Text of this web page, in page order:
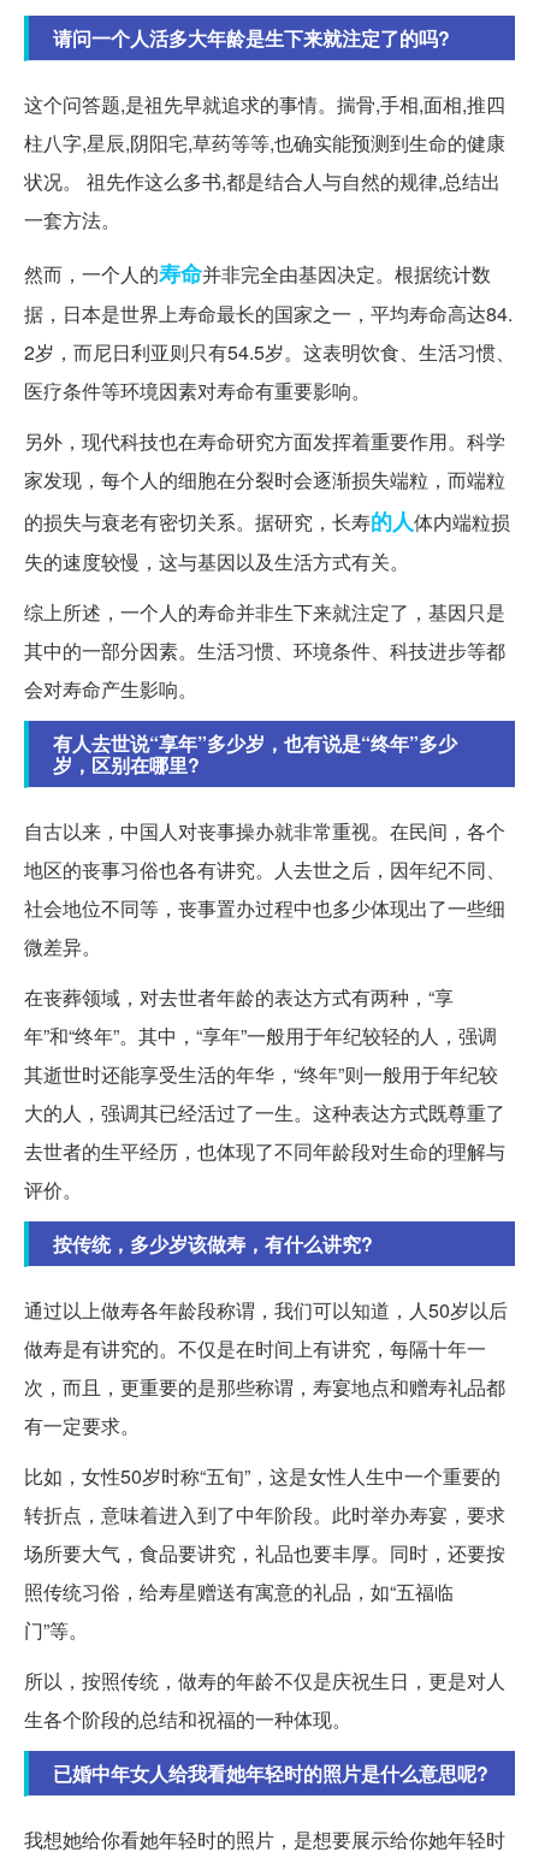
请问一个人活多大年龄是生下来就注定了的吗?
这个问答题,是祖先早就追求的事情。揣骨,手相,面相,推四
柱八字,星辰,阴阳宅,草药等等,也确实能预测到生命的健康
状况。 祖先作这么多书,都是结合人与自然的规律,总结出
一套方法。
然而，一个人的寿命并非完全由基因决定。根据统计数
据，日本是世界上寿命最长的国家之一，平均寿命高达84.
2岁，而尼日利亚则只有54.5岁。这表明饮食、生活习惯、
医疗条件等环境因素对寿命有重要影响。
另外，现代科技也在寿命研究方面发挥着重要作用。科学
家发现，每个人的细胞在分裂时会逐渐损失端粒，而端粒
的损失与衰老有密切关系。据研究，长寿的人体内端粒损
失的速度较慢，这与基因以及生活方式有关。
综上所述，一个人的寿命并非生下来就注定了，基因只是
其中的一部分因素。生活习惯、环境条件、科技进步等都
会对寿命产生影响。
有人去世说“享年”多少岁，也有说是“终年”多少
岁，区别在哪里?
自古以来，中国人对丧事操办就非常重视。在民间，各个
地区的丧事习俗也各有讲究。人去世之后，因年纪不同、
社会地位不同等，丧事置办过程中也多少体现出了一些细
微差异。
在丧葬领域，对去世者年龄的表达方式有两种，“享
年”和“终年”。其中，“享年”一般用于年纪较轻的人，强调
其逝世时还能享受生活的年华，“终年”则一般用于年纪较
大的人，强调其已经活过了一生。这种表达方式既尊重了
去世者的生平经历，也体现了不同年龄段对生命的理解与
评价。
按传统，多少岁该做寿，有什么讲究?
通过以上做寿各年龄段称谓，我们可以知道，人50岁以后
做寿是有讲究的。不仅是在时间上有讲究，每隔十年一
次，而且，更重要的是那些称谓，寿宴地点和赠寿礼品都
有一定要求。
比如，女性50岁时称“五旬”，这是女性人生中一个重要的
转折点，意味着进入到了中年阶段。此时举办寿宴，要求
场所要大气，食品要讲究，礼品也要丰厚。同时，还要按
照传统习俗，给寿星赠送有寓意的礼品，如“五福临
门”等。
所以，按照传统，做寿的年龄不仅是庆祝生日，更是对人
生各个阶段的总结和祝福的一种体现。
已婚中年女人给我看她年轻时的照片是什么意思呢?
我想她给你看她年轻时的照片，是想要展示给你她年轻时